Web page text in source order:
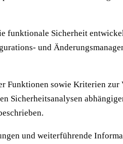
funktionale Sicherheit
und
Funktionen sowie Kriterien zur
Sicherheitsanalysen
und weiterführende